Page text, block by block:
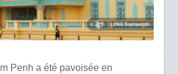
Penh a été pavoisée en